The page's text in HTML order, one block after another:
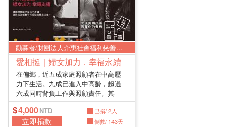
勸募者/財團法人介惠社會福利慈善基金會
愛相挺｜婦女加力．幸福永續
在偏鄉，近五成家庭照顧者在中高壓
力下生活。九成已進入中高齡，超過
六成同時背負工作與照顧責任。其
中，多...
4,000 已捐/ 2人
立即捐款 倒數/ 143天